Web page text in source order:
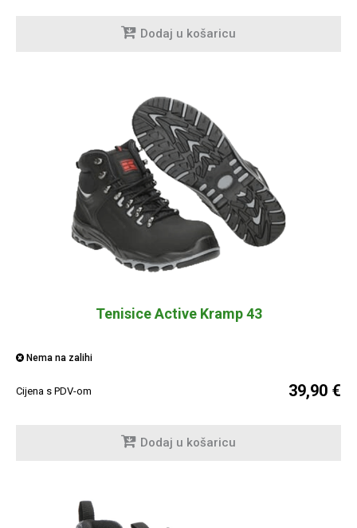
Dodaj u košaricu
Tenisice Active Kramp 43
Nema na zalihi
Cijena s PDV-om 39,90 €
Dodaj u košaricu